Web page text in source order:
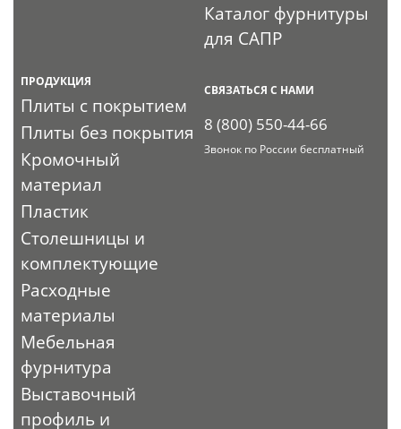
Каталог фурнитуры
для САПР
ПРОДУКЦИЯ
Плиты с покрытием
Плиты без покрытия
Кромочный
материал
Пластик
Столешницы и
комплектующие
Расходные
материалы
Мебельная
фурнитура
Выставочный
профиль и
СВЯЗАТЬСЯ С НАМИ
8 (800) 550-44-66
Звонок по России бесплатный